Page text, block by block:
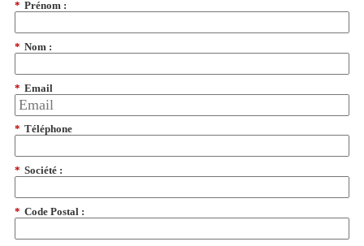
* Prénom :
* Nom :
* Email
* Téléphone
* Société :
* Code Postal :